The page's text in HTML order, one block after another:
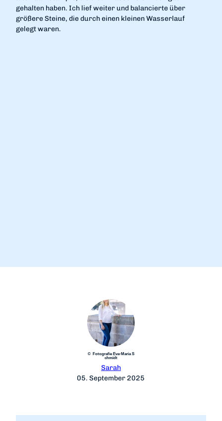
gehalten haben. Ich lief weiter und balancierte über
größere Steine, die durch einen kleinen Wasserlauf
gelegt waren.
© Fotografie Eva-Maria S
chmidt
Sarah
05. September 2025